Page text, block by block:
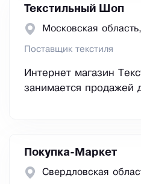
Текстильный Шоп
Московская
Поставщик текстиля
Интернет магазин
занимается продажей
Покупка-Маркет
Свердловская